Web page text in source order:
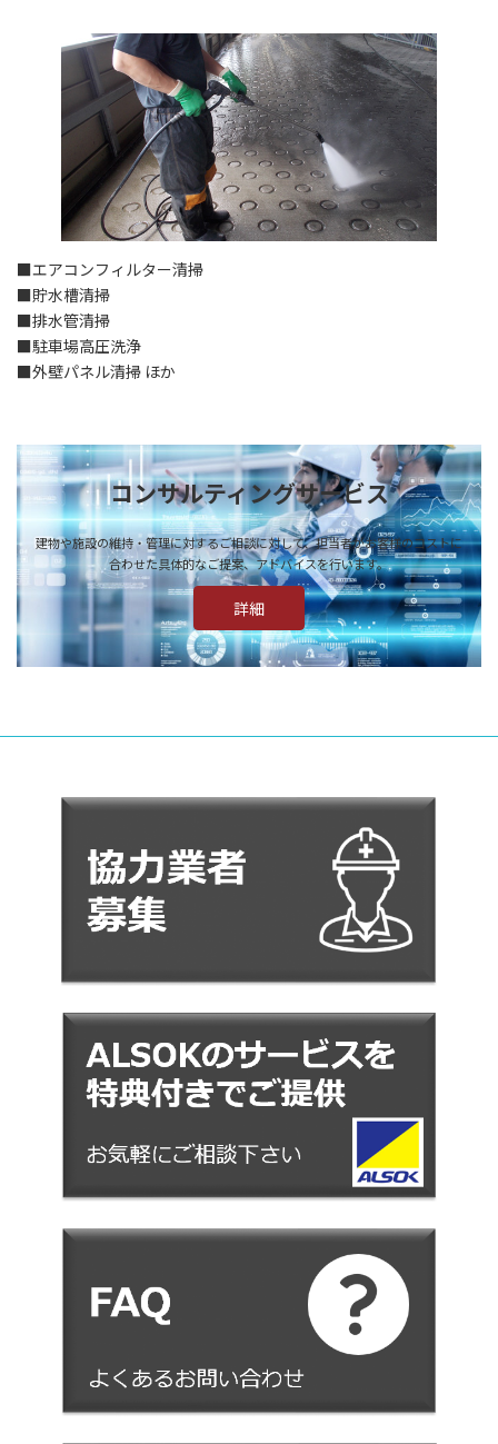
■エアコンフィルター清掃
■貯水槽清掃
■排水管清掃
■駐車場高圧洗浄
■外壁パネル清掃 ほか
コンサルティングサービス
建物や施設の維持・管理に対するご相談に対して、担当者がお客様のコストに
合わせた具体的なご提案、アドバイスを行います。
詳細